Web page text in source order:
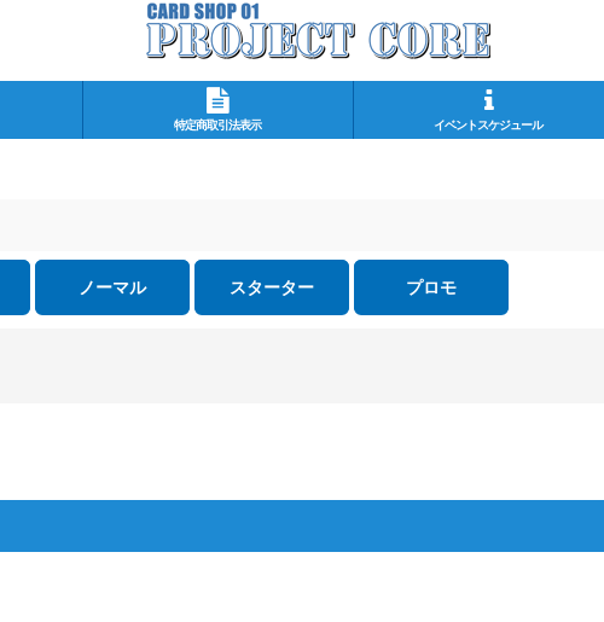
特定商取引法表示 イベントスケジュール
ノーマル スターター プロモ